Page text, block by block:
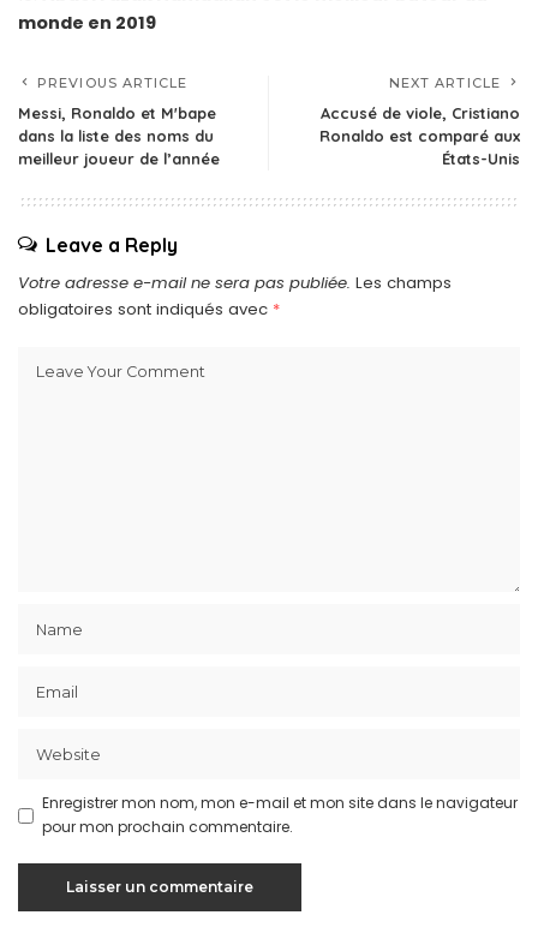
monde en 2019
PREVIOUS ARTICLE
Messi, Ronaldo et M'bape
dans la liste des noms du
meilleur joueur de l’année
NEXT ARTICLE
Accusé de viole, Cristiano
Ronaldo est comparé aux
États-Unis
Leave a Reply
Votre adresse e-mail ne sera pas publiée. Les champs
obligatoires sont indiqués avec *
Enregistrer mon nom, mon e-mail et mon site dans le navigateur
pour mon prochain commentaire.